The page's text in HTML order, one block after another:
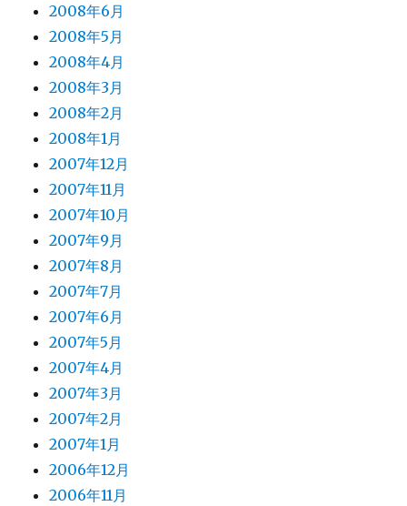
2008年6月
2008年5月
2008年4月
2008年3月
2008年2月
2008年1月
2007年12月
2007年11月
2007年10月
2007年9月
2007年8月
2007年7月
2007年6月
2007年5月
2007年4月
2007年3月
2007年2月
2007年1月
2006年12月
2006年11月